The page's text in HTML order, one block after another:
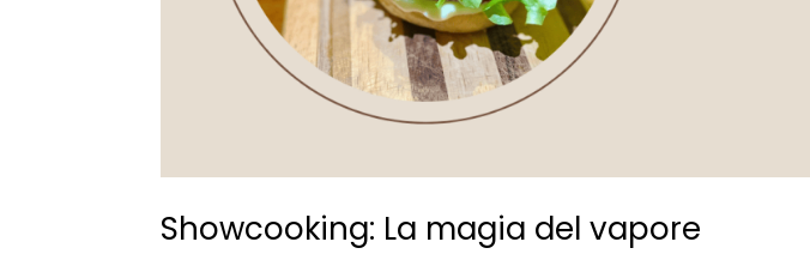
Showcooking: La magia del vapore